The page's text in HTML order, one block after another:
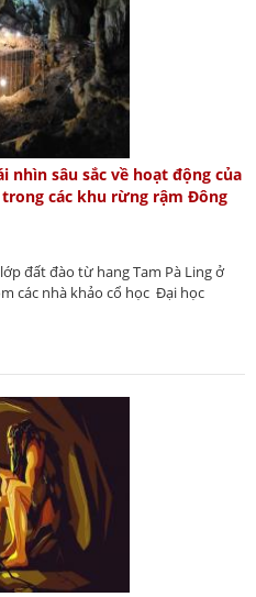
nhìn sâu sắc về hoạt động của
các khu rừng rậm Đông
đất đào từ hang Tam Pà Ling ở
các nhà khảo cổ học Đại học